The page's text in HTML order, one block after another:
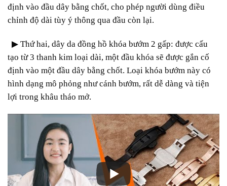
định vào đầu dây bằng chốt, cho phép người dùng điều
chỉnh độ dài tùy ý thông qua đầu còn lại.
▶ Thứ hai, dây da đồng hồ khóa bướm 2 gấp: được cấu
tạo từ 3 thanh kim loại dài, một đầu khóa sẽ được gắn cố
định vào một đầu dây bằng chốt. Loại khóa bướm này có
hình dạng mô phỏng như cánh bướm, rất dễ dàng và tiện
lợi trong khâu tháo mở.